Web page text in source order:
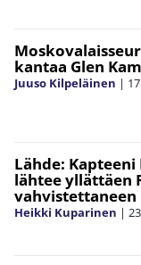
kantaa Glen
Juuso Kilpeläinen |
Lähde:
lähtee yllättäen
vahvistettaneen
Heikki Kuparinen |